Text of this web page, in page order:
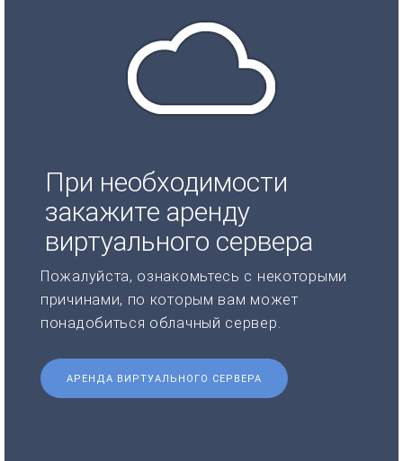
При необходимости
закажите аренду
виртуального сервера
Пожалуйста, ознакомьтесь с некоторыми
причинами, по которым вам может
понадобиться облачный сервер.
АРЕНДА ВИРТУАЛЬНОГО СЕРВЕРА